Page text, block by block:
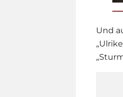
Und
„